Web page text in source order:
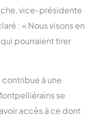
vice-présidente
: « Nous visons en
pourraient tirer
à une
se
accès à ce dont